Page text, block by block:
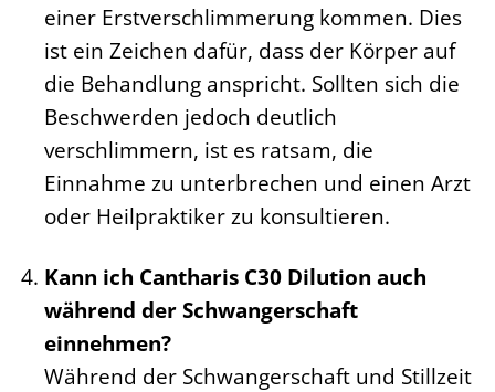
einer Erstverschlimmerung kommen. Dies
ist ein Zeichen dafür, dass der Körper auf
die Behandlung anspricht. Sollten sich die
Beschwerden jedoch deutlich
verschlimmern, ist es ratsam, die
Einnahme zu unterbrechen und einen Arzt
oder Heilpraktiker zu konsultieren.
Kann ich Cantharis C30 Dilution auch
während der Schwangerschaft
einnehmen?
Während der Schwangerschaft und Stillzeit